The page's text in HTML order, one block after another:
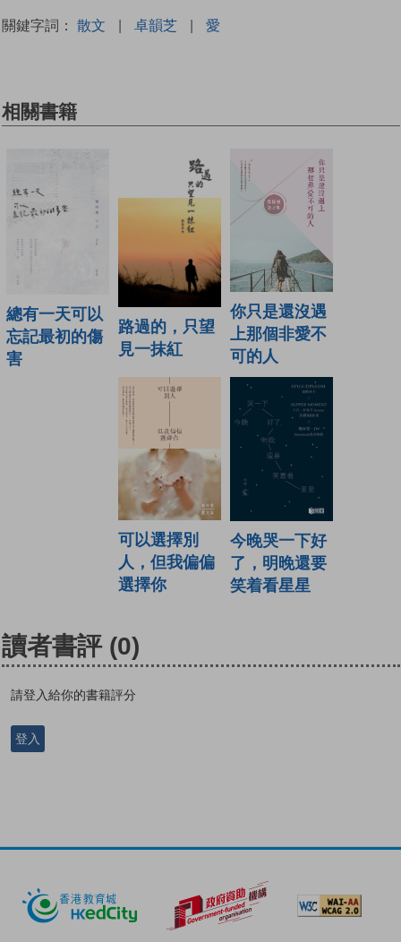
關鍵字詞： 散文 | 卓韻芝 | 愛
相關書籍
總有一天可以
忘記最初的傷
害
路過的，只望
見一抹紅
你只是還沒遇
上那個非愛不
可的人
可以選擇別
人，但我偏偏
選擇你
今晚哭一下好
了，明晚還要
笑着看星星
讀者書評 (0)
請登入給你的書籍評分
登入